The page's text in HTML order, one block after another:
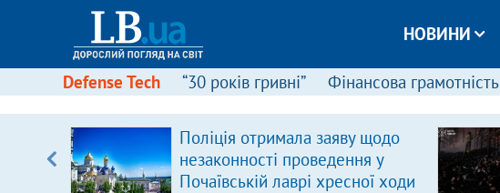
НОВИНИ
Defense Tech “30 років гривні” Фінансова грамотність
Поліція отримала заяву щодо
незаконності проведення у
Почаївській лаврі хресної ходи